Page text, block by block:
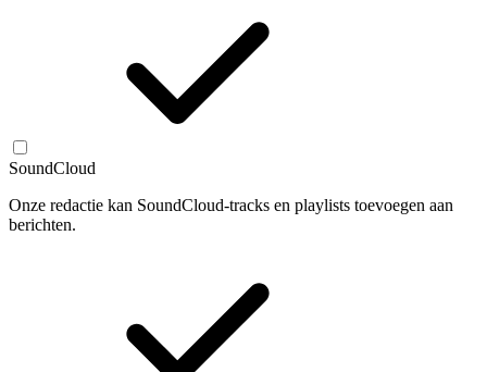
SoundCloud
Onze redactie kan SoundCloud-tracks en playlists toevoegen aan
berichten.